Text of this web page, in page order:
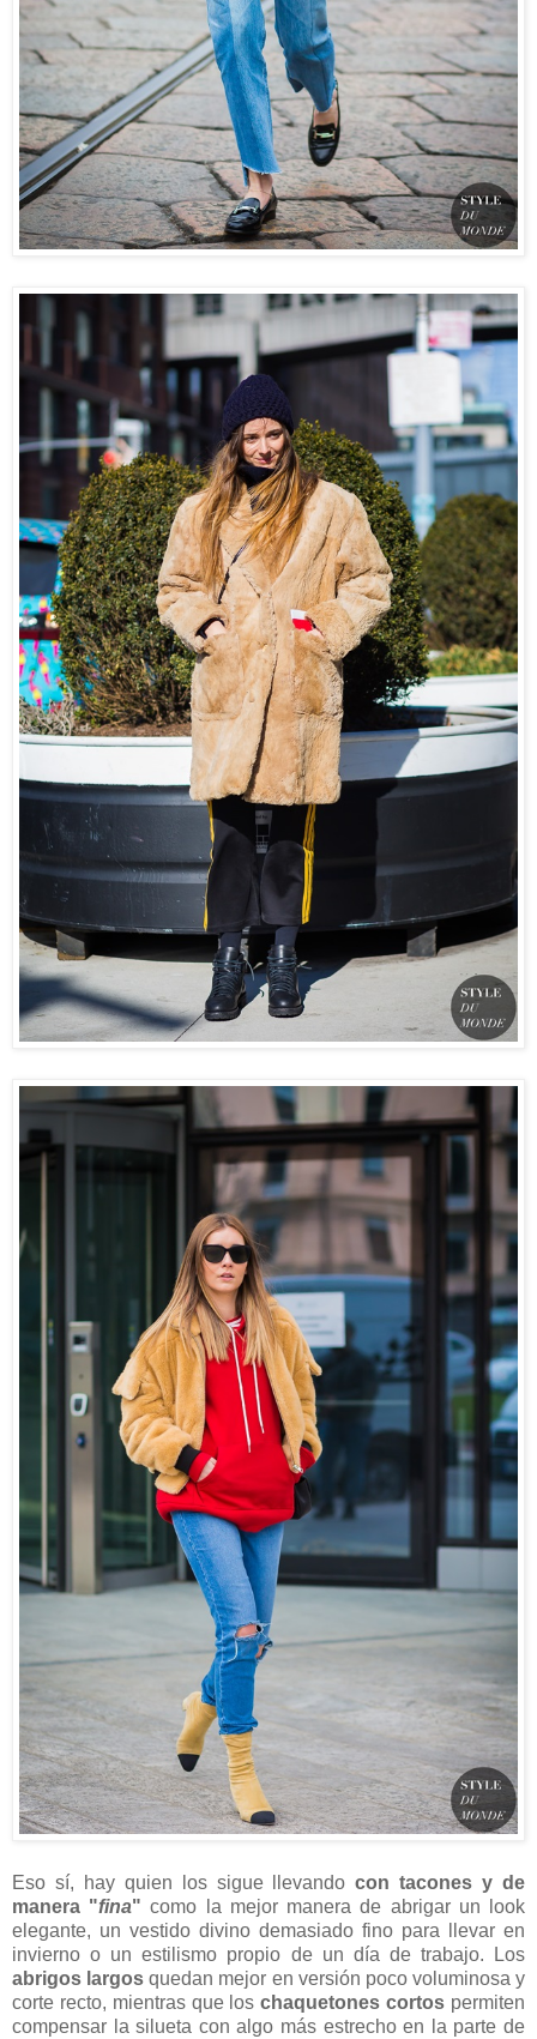
Eso sí, hay quien los sigue llevandocon tacones y de
manera "fina" como la mejor manera de abrigar un look
elegante, un vestido divino demasiado fino para llevar en
invierno o un estilismo propio de un día de trabajo. Los
abrigos largos quedan mejor en versión poco voluminosa y
corte recto, mientras que loschaquetones cortos permiten
compensar la silueta con algo más estrecho en la parte de